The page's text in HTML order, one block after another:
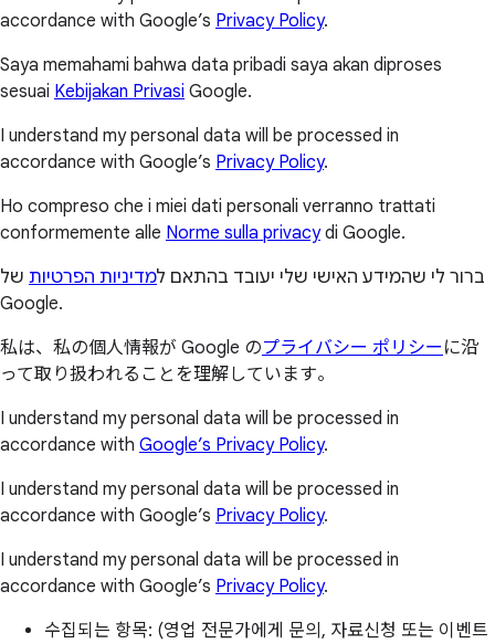
accordance with Google’s Privacy Policy.
Saya memahami bahwa data pribadi saya akan diproses
sesuai Kebijakan Privasi Google.
I understand my personal data will be processed in
accordance with Google’s Privacy Policy.
Ho compreso che i miei dati personali verranno trattati
conformemente alle Norme sulla privacydi Google.
ברור לי שהמידע האישי שלי יעובד בהתאם למדיניות הפרטיות של
Google.
私は、私の個人情報が Google のプライバシー ポリシー に沿
って取り扱われることを理解しています。
I understand my personal data will be processed in
accordance with Google’s Privacy Policy.
I understand my personal data will be processed in
accordance with Google’s Privacy Policy.
I understand my personal data will be processed in
accordance with Google’s Privacy Policy.
수집되는 항목: (영업 전문가에게 문의, 자료신청 또는 이벤트